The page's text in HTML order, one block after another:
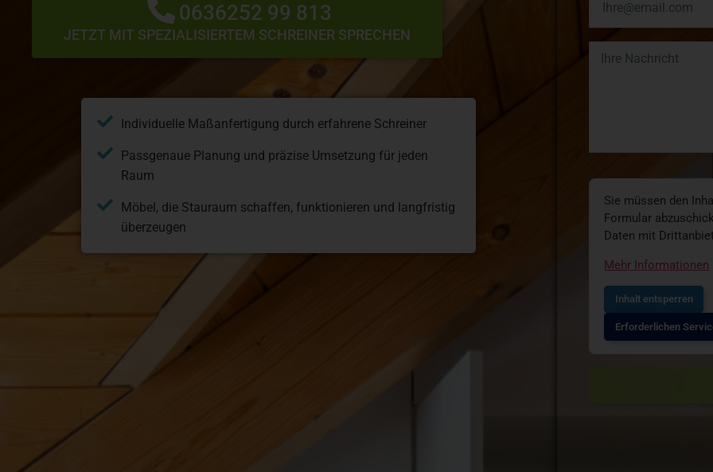
0636252 99 813
JETZT MIT SPEZIALISIERTEM SCHREINER SPRECHEN
Individuelle Maßanfertigung durch erfahrene Schreiner
Passgenaue Planung und präzise Umsetzung für jeden
Raum
Möbel, die Stauraum schaffen, funktionieren und langfristig
überzeugen
Sie müssen den
Formular
Daten mit
Mehr Informationen
Inhalt entsperren
Erforderlichen